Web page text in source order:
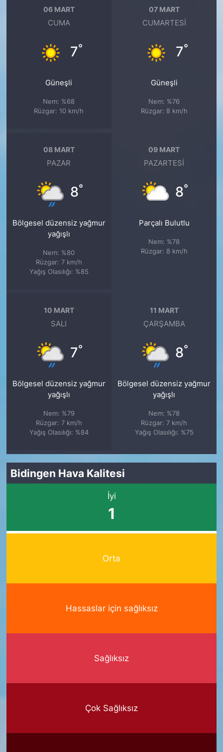
06 MART
CUMA
7°
Güneşli
Nem: %68
Rüzgar: 10 km/h
07 MART
CUMARTESI
7°
Güneşli
Nem: %76
Rüzgar: 8 km/h
08 MART
PAZAR
8°
Bölgesel düzensiz yağmur
yağışlı
Nem: %80
Rüzgar: 7 km/h
Yağış Olasılığı: %85
09 MART
PAZARTESI
8°
Parçalı Bulutlu
Nem: %78
Rüzgar: 8 km/h
10 MART
SALI
7°
Bölgesel düzensiz yağmur
yağışlı
Nem: %79
Rüzgar: 7 km/h
Yağış Olasılığı: %84
11 MART
ÇARŞAMBA
8°
Bölgesel düzensiz yağmur
yağışlı
Nem: %78
Rüzgar: 7 km/h
Yağış Olasılığı: %75
Bidingen Hava Kalitesi
İyi
1
Orta
Hassaslar için sağlıksız
Sağlıksız
Çok Sağlıksız